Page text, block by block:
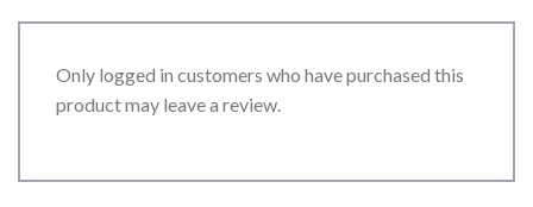
Only logged in customers who have purchased this
product may leave a review.